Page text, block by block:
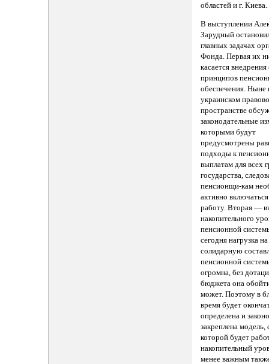
областей и г. Киева.
В выступлении
Зарудный
главных задачах
Фонда. Первая их
касается
принципов
обеспечения. Ныне
украинском
пространстве
законодательные
которыми будут
предусмотрены
подходы к
выплатам для всех
государства,
пенсионщи-кам
активно
работу. Вторая —
накопительного
пенсионной
сегодня нагрузка на
солидарную
пенсионной
огромна, без
бюджета она
может. Поэтому в
время будет
определена и
закреплена модель,
которой будет
накопительный
менее важным